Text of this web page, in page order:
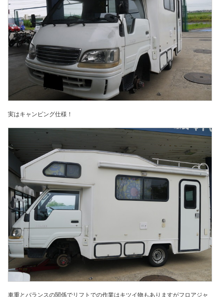
実はキャンピング仕様！
車重とバランスの関係でリフトでの作業はキツイ物もありますがフロアジャ